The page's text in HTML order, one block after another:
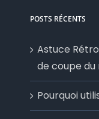
POSTS RÉCENTS
Astuce
de coupe du
Pourquoi